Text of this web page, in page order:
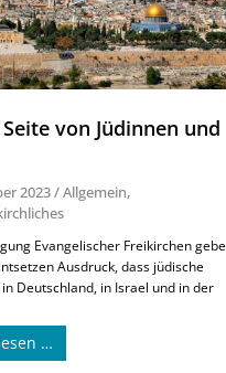
von Jüdinnen und
2023/Allgemein,
Evangelischer Freikirchen
Ausdruck, dass jüdische
Deutschland, in Israel und in der
…